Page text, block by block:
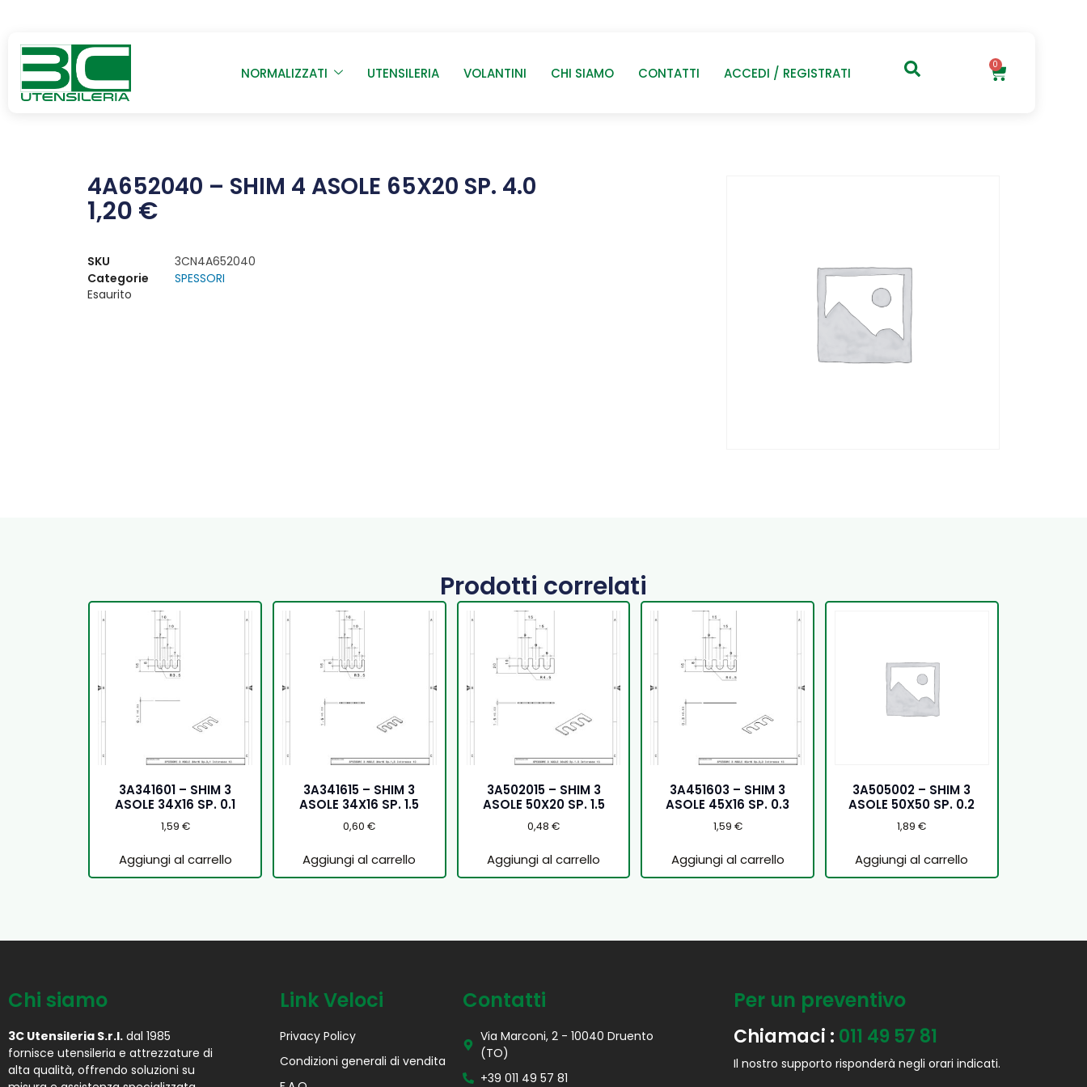
NORMALIZZATI UTENSILERIA VOLANTINI CHI SIAMO CONTATTI ACCEDI / REGISTRATI 0
4A652040 – SHIM 4 ASOLE 65X20 SP. 4.0
1,20 €
SKU
3CN4A652040
Categorie
SPESSORI
Esaurito
Prodotti correlati
3A341601 – SHIM 3
ASOLE 34X16 SP. 0.1
1,59 €
Aggiungi al carrello
3A341615 – SHIM 3
ASOLE 34X16 SP. 1.5
0,60€
Aggiungi al carrello
3A502015 – SHIM 3
ASOLE 50X20 SP. 1.5
0,48 €
Aggiungi al carrello
3A451603 – SHIM 3
ASOLE 45X16 SP. 0.3
1,59 €
Aggiungi al carrello
3A505002 – SHIM 3
ASOLE 50X50 SP. 0.2
1,89€
Aggiungi al carrello
Chi siamo
3C Utensileria S.r.l. dal 1985
fornisce utensileria e attrezzature di
alta qualità, offrendo soluzioni su
Link Veloci
Privacy Policy
Condizioni generali di vendita
Contatti
Via Marconi, 2 - 10040 Druento
(TO)
+39 011 49 57 81
Per un preventivo
Chiamaci : 011 49 57 81
Il nostro supporto risponderà negli orari indicati.